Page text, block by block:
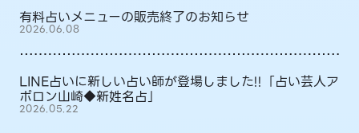
有料占いメニューの販売終了のお知らせ
2026.06.08
LINE占いに新しい占い師が登場しました!!「占い芸人ア
ポロン山崎◆新姓名占」
2026.05.22